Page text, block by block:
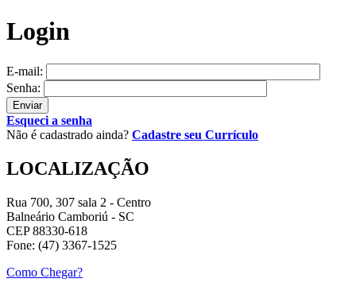
Login
E-mail:
Senha:
Enviar
Esqueci a senha
Não é cadastrado ainda? Cadastre seu Currículo
LOCALIZAÇÃO
Rua 700, 307 sala 2 - Centro
Balneário Camboriú - SC
CEP 88330-618
Fone: (47) 3367-1525
Como Chegar?